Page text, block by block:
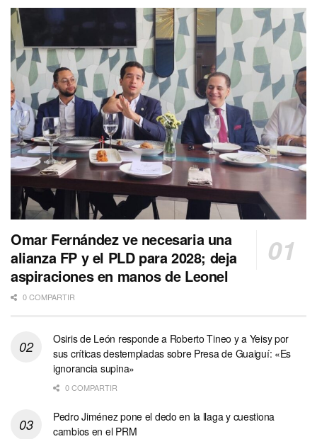
Omar Fernández ve necesaria una
alianza FP y el PLD para 2028; deja
aspiraciones en manos de Leonel
0 COMPARTIR
Osiris de León responde a Roberto Tineo y a Yeisy por
sus críticas destempladas sobre Presa de Guaiguí: «Es
ignorancia supina»
0 COMPARTIR
Pedro Jiménez pone el dedo en la llaga y cuestiona
cambios en el PRM